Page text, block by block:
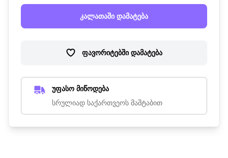
კალათაში დამატება
ფავორიტებში დამატება
უფასო მიწოდება
სრულიად საქართვეოს მაშტაბით